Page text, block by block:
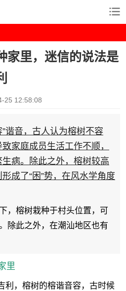
家里，迷信的说法是
25 12:58:08
”谐音，古人认为榕树不容
家庭成员生活工作不顺，
病。除此之外，榕树较高
成了“困”势，在风水学角度
，榕树栽种于村头位置，可
除此之外，在潮汕地区也有
里
利，榕树的榕谐音容，古时候